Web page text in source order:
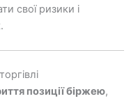
свої ризики і
позиції біржею,